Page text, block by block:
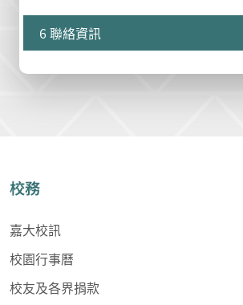
6 聯絡資訊
校務
嘉大校訊
校園行事曆
校友及各界捐款